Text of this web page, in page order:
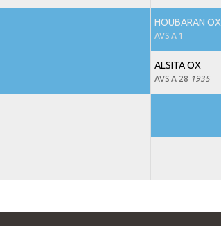
HOUBARAN OX
AVS A 1
ALSITA OX
AVS A 28 1935